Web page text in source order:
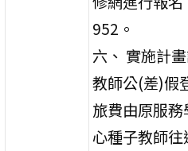
952。
六、 實施計
教師公(差)假
旅費由原服
心種子教師